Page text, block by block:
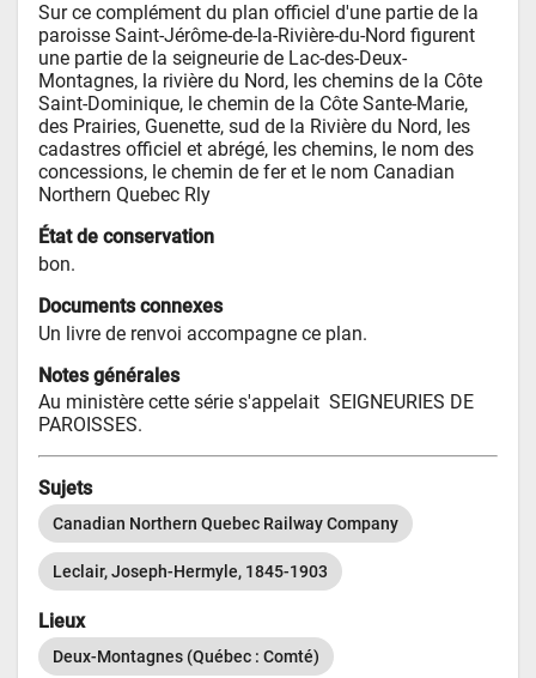
Sur ce complément du plan officiel d'une partie de la
paroisse Saint-Jérôme-de-la-Rivière-du-Nord figurent
une partie de la seigneurie de Lac-des-Deux-
Montagnes, la rivière du Nord, les chemins de la Côte
Saint-Dominique, le chemin de la Côte Sante-Marie,
des Prairies, Guenette, sud de la Rivière du Nord, les
cadastres officiel et abrégé, les chemins, le nom des
concessions, le chemin de fer et le nom Canadian
Northern Quebec Rly
État de conservation
bon.
Documents connexes
Un livre de renvoi accompagne ce plan.
Notes générales
Au ministère cette série s'appelait  SEIGNEURIES DE
PAROISSES.
Sujets
Canadian Northern Quebec Railway Company
Leclair, Joseph-Hermyle, 1845-1903
Lieux
Deux-Montagnes (Québec : Comté)